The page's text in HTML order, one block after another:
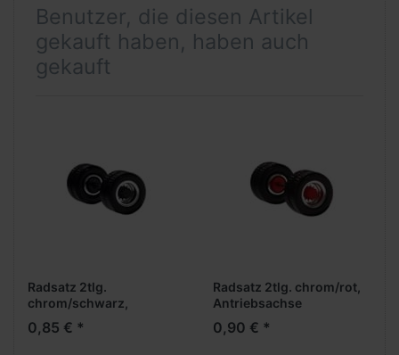
Benutzer, die diesen Artikel
gekauft haben, haben auch
gekauft
Radsatz 2tlg.
chrom/schwarz,
Antriebsachse
0,85 € *
Radsatz 2tlg. chrom/rot,
Antriebsachse
0,90 € *